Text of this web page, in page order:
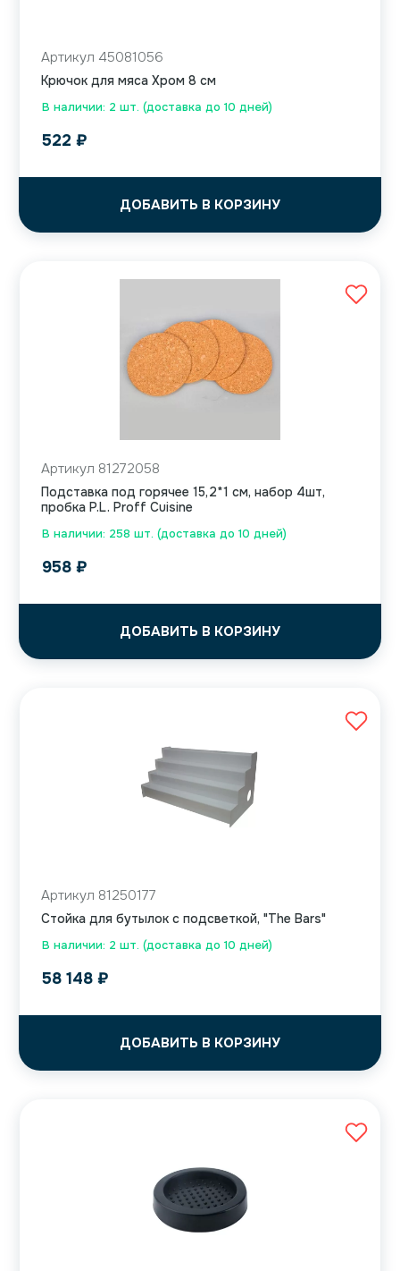
В наличии: 2 шт. (доставка до 10 дней)
Артикул 45081056
Крючок для мяса Хром 8 см
522 ₽
ДОБАВИТЬ В КОРЗИНУ
В наличии: 258 шт. (доставка до 10 дней)
Артикул 81272058
Подставка под горячее 15,2*1 см, набор 4шт,
пробка P.L. Proff Cuisine
958 ₽
ДОБАВИТЬ В КОРЗИНУ
В наличии: 2 шт. (доставка до 10 дней)
Артикул 81250177
Стойка для бутылок с подсветкой, "The Bars"
58 148 ₽
ДОБАВИТЬ В КОРЗИНУ